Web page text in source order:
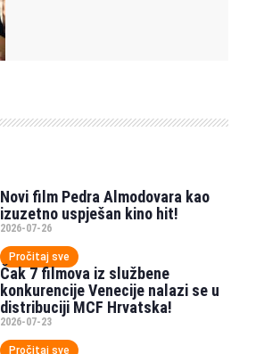
Novi film Pedra Almodovara kao
izuzetno uspješan kino hit!
2026-07-26
Pročitaj sve
Čak 7 filmova iz službene
konkurencije Venecije nalazi se u
distribuciji MCF Hrvatska!
2026-07-23
Pročitaj sve